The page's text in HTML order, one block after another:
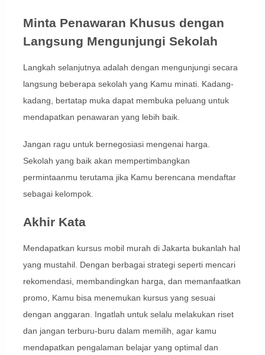
Minta Penawaran Khusus dengan
Langsung Mengunjungi Sekolah
Langkah selanjutnya adalah dengan mengunjungi secara
langsung beberapa sekolah yang Kamu minati. Kadang-
kadang, bertatap muka dapat membuka peluang untuk
mendapatkan penawaran yang lebih baik.
Jangan ragu untuk bernegosiasi mengenai harga.
Sekolah yang baik akan mempertimbangkan
permintaanmu terutama jika Kamu berencana mendaftar
sebagai kelompok.
Akhir Kata
Mendapatkan kursus mobil murah di Jakarta bukanlah hal
yang mustahil. Dengan berbagai strategi seperti mencari
rekomendasi, membandingkan harga, dan memanfaatkan
promo, Kamu bisa menemukan kursus yang sesuai
dengan anggaran. Ingatlah untuk selalu melakukan riset
dan jangan terburu-buru dalam memilih, agar kamu
mendapatkan pengalaman belajar yang optimal dan